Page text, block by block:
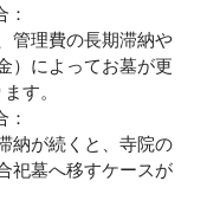
：
管理費の長期滞納や
）によってお墓が更
す。
：
納が続くと、寺院の
祀墓へ移すケースが